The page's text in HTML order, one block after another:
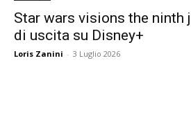
Star wars visions the ninth
di uscita su Disney+
Loris Zanini - 3 Luglio 2026